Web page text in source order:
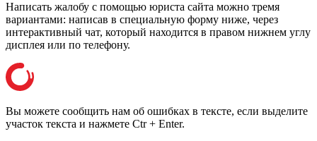
Написать жалобу с помощью юриста сайта можно тремя
вариантами: написав в специальную форму ниже, через
интерактивный чат, который находится в правом нижнем углу
дисплея или по телефону.
Вы можете сообщить нам об ошибках в тексте, если выделите
участок текста и нажмете Ctr + Enter.